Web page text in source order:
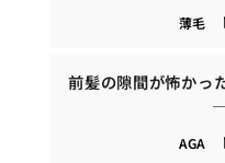
薄毛
前髪の隙間が怖かっ
AGA